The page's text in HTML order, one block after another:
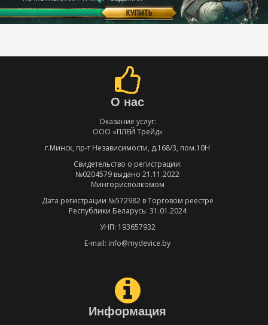
О нас
Оказание услуг:
ООО «ПЛЕЙ Трейд»
г.Минск, пр-т Независимости, д.168/3, пом.10Н
Свидетельство о регистрации:
№0204579 выдано 21.11.2022
Мингорисполкомом
Дата регистрации №572982 в Торговом реестре
Республики Беларусь: 31.01.2024
УНП: 193657932
E-mail: info@mydevice.by
Информация